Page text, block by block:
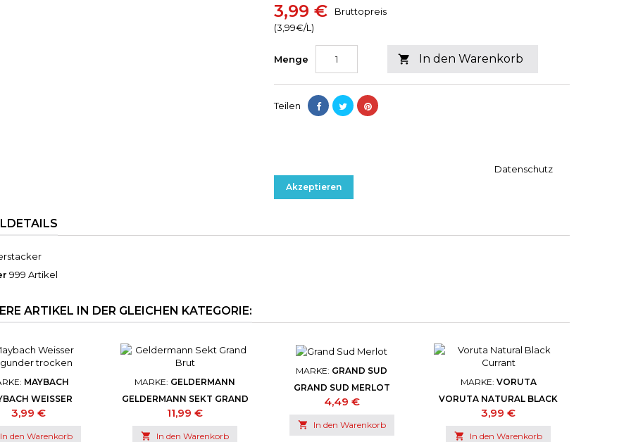
3,99 €
(3,99€/L)
Bruttopreis
Menge  In den Warenkorb
Teilen
Datenschutz
Akzeptieren
999 Artikel
ARTIKEL IN DER GLEICHEN KATEGORIE:
MAYBACH
WEISSER
TROCKEN
Preis
3,99 €
In den Warenkorb
MARKE: GELDERMANN
GELDERMANN SEKT GRAND
BRUT
Preis
11,99 €
 In den Warenkorb
MARKE: GRAND SUD
GRAND SUD MERLOT
Preis
4,49 €
 In den Warenkorb
MARKE: VORUTA
VORUTA NATURAL BLACK
CURRANT
Preis
3,99 €
 In den Warenkorb